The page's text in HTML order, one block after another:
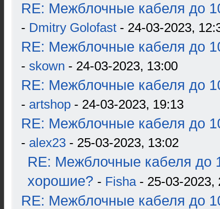
RE: Межблочные кабеля до
- Dmitry Golofast - 24-03-2023,
RE: Межблочные кабеля до
- skown - 24-03-2023, 13:00
RE: Межблочные кабеля до
- artshop - 24-03-2023, 19:13
RE: Межблочные кабеля до
- alex23 - 25-03-2023, 13:02
RE: Межблочные кабеля до
хорошие? - Fisha- 25-03-2023,
RE: Межблочные кабеля до